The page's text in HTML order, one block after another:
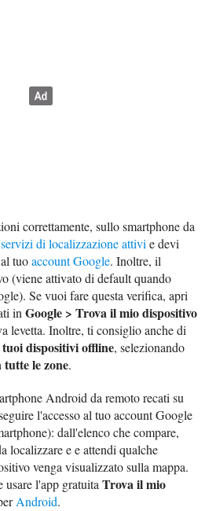
correttamente, sullo smartphone da
servizi di localizzazione attivi e devi
al tuoaccount Google. Inoltre, il
(viene attivato di default quando
Se vuoi fare questa verifica, apri
inGoogle > Trova il mio dispositivo
levetta. Inoltre, ti consiglio anche di
dispositivi offline, selezionando
le zone.
Android da remoto recati su
l'accesso al tuo account Google
dall'elenco che compare,
localizzare e e attendi qualche
venga visualizzato sulla mappa.
usare l'app gratuitaTrova il mio
Android.